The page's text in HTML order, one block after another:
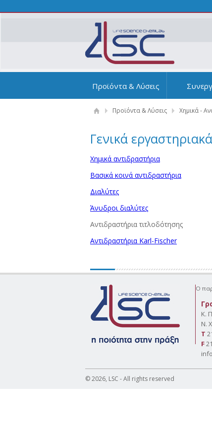
Προϊόντα & Λύσεις
Προϊόντα & Λύσεις Χημικά -
Γενικά
Χημικά αντιδραστήρια
Βασικά κοινά αντιδραστήρια
Διαλύτες
Άνυδροι διαλύτες
Αντιδραστήρια τιτλοδότησης
Αντιδραστήρια Karl-Fischer
Ο
Κ.
Ν.
Τ
F
© 2026, LSC - All rights reserved